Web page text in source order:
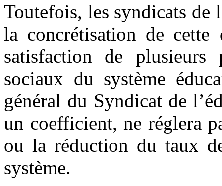
Toutefois, les syndicats de
la concrétisation de cette
satisfaction de plusieurs
sociaux du système
général du Syndicat de
un coefficient, ne réglera
ou la réduction du taux
système.